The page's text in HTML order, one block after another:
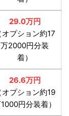
29.0万円
オプション約17
万2000円分装
着）
26.6万円
オプション約19
円分装着）